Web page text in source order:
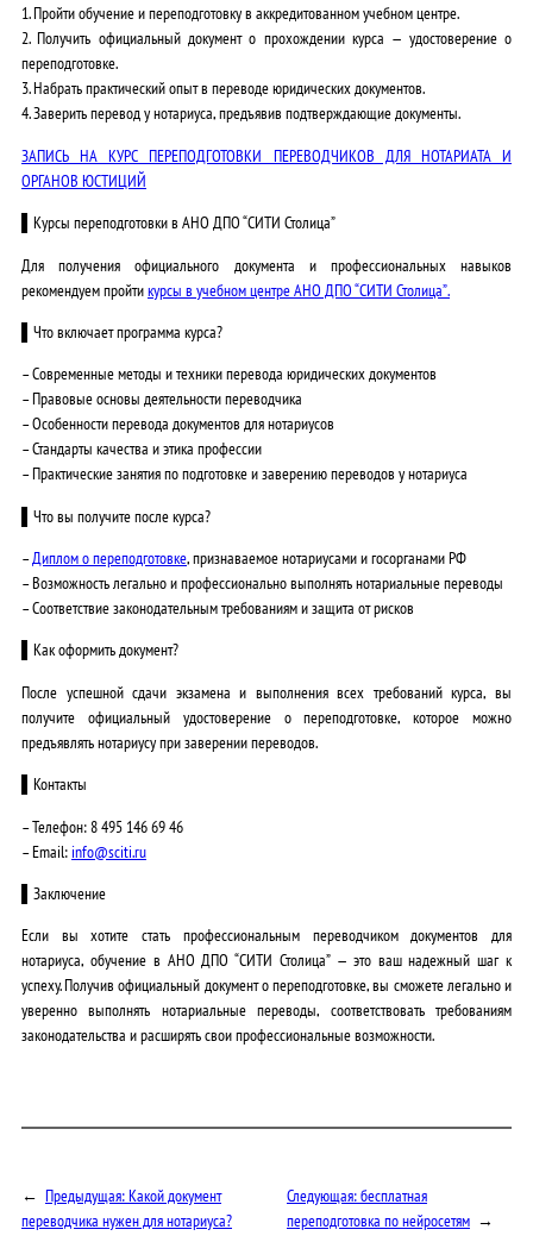
1.Пройти обучение и переподготовкув аккредитованном учебном центре.
2.Получить официальный документо прохождении курса — удостоверение о
переподготовке.
3.Набрать практический опытв переводе юридических документов.
4.Заверить перевод у нотариуса, предъявив подтверждающие документы.
ЗАПИСЬ НА КУРС ПЕРЕПОДГОТОВКИ ПЕРЕВОДЧИКОВ ДЛЯ НОТАРИАТА И
ОРГАНОВ ЮСТИЦИЙ
▌Курсы переподготовки в АНО ДПО “СИТИ Столица”
Для получения официального документа и профессиональных навыков
рекомендуем пройтикурсы в учебном центреАНО ДПО “СИТИ Столица”.
▌Что включает программа курса?
– Современные методы и техники перевода юридических документов
– Правовые основы деятельности переводчика
– Особенности перевода документов для нотариусов
– Стандарты качества и этика профессии
– Практические занятия по подготовке и заверению переводов у нотариуса
▌Что вы получите после курса?
–Диплом о переподготовке, признаваемое нотариусами и госорганами РФ
– Возможность легально и профессионально выполнять нотариальные переводы
– Соответствие законодательным требованиям и защита от рисков
▌Как оформить документ?
После успешной сдачи экзамена и выполнения всех требований курса, вы
получите официальный удостоверение о переподготовке, которое можно
предъявлять нотариусу при заверении переводов.
Контакты
– Телефон:8 495 146 69 46
– Email: info@sciti.ru
Заключение
Если вы хотите стать профессиональным переводчиком документов для
нотариуса, обучение в АНО ДПО “СИТИ Столица” — это ваш надежный шаг к
успеху. Получив официальный документ о переподготовке, вы сможете легально и
уверенно выполнять нотариальные переводы, соответствовать требованиям
законодательства и расширять свои профессиональные возможности.
← Предыдущая:Какой документ
переводчика нужен для нотариуса?
Следующая:бесплатная
переподготовка по нейросетям →